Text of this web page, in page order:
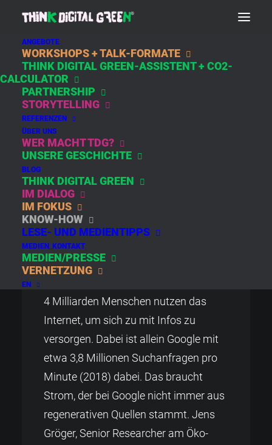
ANGEBOTE
WORKSHOPS + TALK-FORMATE
THINK DIGITAL GREEN-ASSISTENT + CO2-
CALCULATOR
PARTNERSHIP
STORYTELLING
REFERENZEN
ÜBER UNS
WER MACHT TDG?
UNSERE GESCHICHTE
BLOG
THINK DIGITAL GREEN
IM DIALOG
IM FOKUS
KNOW-HOW
LESE- UND MEDIENTIPPS
MEDIEN_KONTAKT
MEDIEN/PRESSE
VERNETZUNG
EN
DAY: AUGUST 19,
2020
WARTE, ICH
GOOGLE DAS MAL
SCHNELL …
4 Milliarden Menschen nutzen das
Internet, um sich zu mit Infos zu
versorgen. Dabei ist allein Google mit
etwa 3,8 Millionen Suchanfragen pro
Minute (2018) dabei. Das braucht
Strom, der bei Google nicht immer aus
regenerativen Quellen stammt. Jens
Gröger, Senior Researcher am Öko-